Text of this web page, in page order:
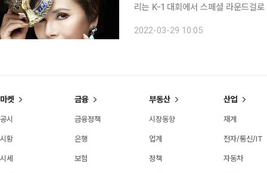
리는 K-1 대회에서 스페셜 라운드걸
고 있는 데비 스카르노는 인도네시아
2022-03-29 10:05
마켓
공시
시황
시세
금융
금융정책
은행
보험
부동산
시장동향
업계
정책
산업
재계
전자/통신/IT
자동차